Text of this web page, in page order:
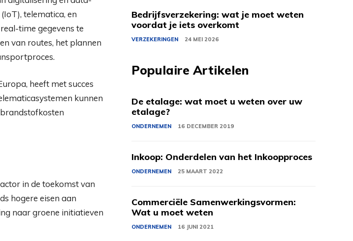
telematica, en
time gegevens te
van routes, het plannen
heeft met succes
kunnen
in de toekomst van
hogere eisen aan
naar groene initiatieven
Bedrijfsverzekering: wat je moet weten
voordat je iets overkomt
VERZEKERINGEN 24 MEI 2026
Populaire Artikelen
De etalage: wat moet u weten over uw
etalage?
ONDERNEMEN 16 DECEMBER 2019
Inkoop: Onderdelen van het Inkoopproces
ONDERNEMEN 25 MAART 2022
Commerciële Samenwerkingsvormen:
Wat u moet weten
ONDERNEMEN 16 JUNI 2021